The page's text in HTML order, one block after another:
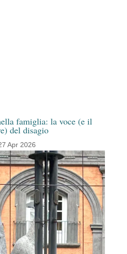
famiglia: la voce (e il
del disagio
Apr 2026